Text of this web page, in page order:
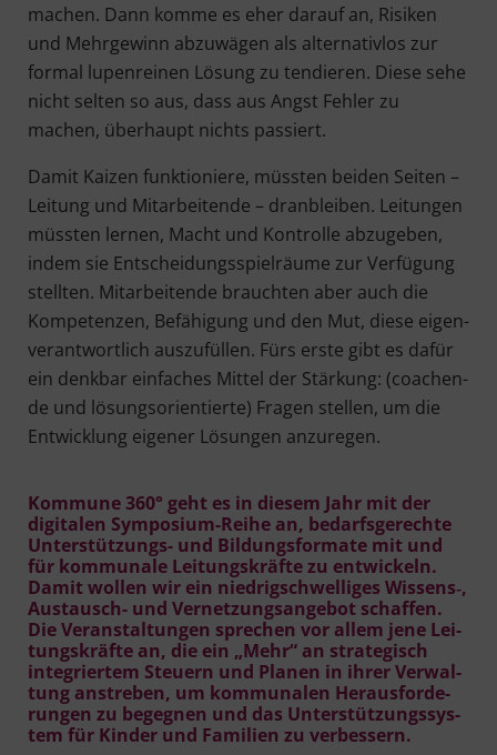
machen. Dann kom­me es eher dar­auf an, Risi­ken
und Mehr­ge­winn abzu­wä­gen als alter­na­tiv­los zur
for­mal lupen­rei­nen Lösung zu ten­die­ren. Die­se sehe
nicht sel­ten so aus, dass aus Angst Feh­ler zu
machen, über­haupt nichts passiert.
Damit Kai­zen funk­tio­nie­re, müss­ten bei­den Sei­ten –
Lei­tung und Mit­ar­bei­ten­de – dran­blei­ben. Lei­tun­gen
müss­ten ler­nen, Macht und Kon­trol­le abzu­ge­ben,
indem sie Ent­schei­dungs­spiel­räu­me zur Ver­fü­gung
stell­ten. Mit­ar­bei­ten­de brauch­ten aber auch die
Kom­pe­ten­zen, Befä­hi­gung und den Mut, die­se eigen­
ver­ant­wort­lich aus­zu­fül­len. Fürs ers­te gibt es dafür
ein denk­bar ein­fa­ches Mit­tel der Stär­kung: (coa­chen­
de und lösungs­ori­en­tier­te) Fra­gen stel­len, um die
Ent­wick­lung eige­ner Lösun­gen anzuregen.
Kom­mu­ne 360° geht es in die­sem Jahr mit der
digi­ta­len Sym­po­si­um-Rei­he an, bedarfs­ge­rech­te
Unter­stüt­zungs- und Bil­dungs­for­ma­te mit und
für kom­mu­na­le Lei­tungs­kräf­te zu ent­wi­ckeln.
Damit wol­len wir ein nied­rig­schwel­li­ges Wissens‑,
Aus­tausch- und Ver­net­zungs­an­ge­bot schaf­fen.
Die Ver­an­stal­tun­gen spre­chen vor allem jene Lei­
tungs­kräf­te an, die ein „Mehr“ an stra­te­gisch
inte­grier­tem Steu­ern und Pla­nen in ihrer Ver­wal­
tung anstre­ben, um kom­mu­na­len Her­aus­for­de­
run­gen zu begeg­nen und das Unter­stüt­zungs­sys­
tem für Kin­der und Fami­li­en zu verbessern.